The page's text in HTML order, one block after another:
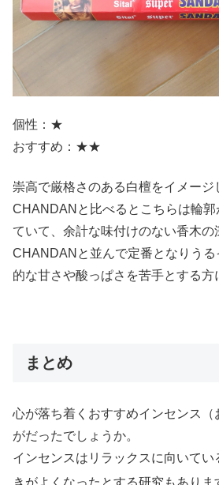
個性：★
おすすめ：★★
崇高で厳格さのある白檀をイメージ
CHANDANと比べるとこちらは輪郭
ていて、余計な味付けのない香木の
CHANDANと並んで定番となりうる
的な甘さや酸っぱさを苦手とする方
まとめ
心が落ち着くおすすめインセンス
がだったでしょうか。
インセンスはリラックスに向いて
きがよくなったとする研究もありま